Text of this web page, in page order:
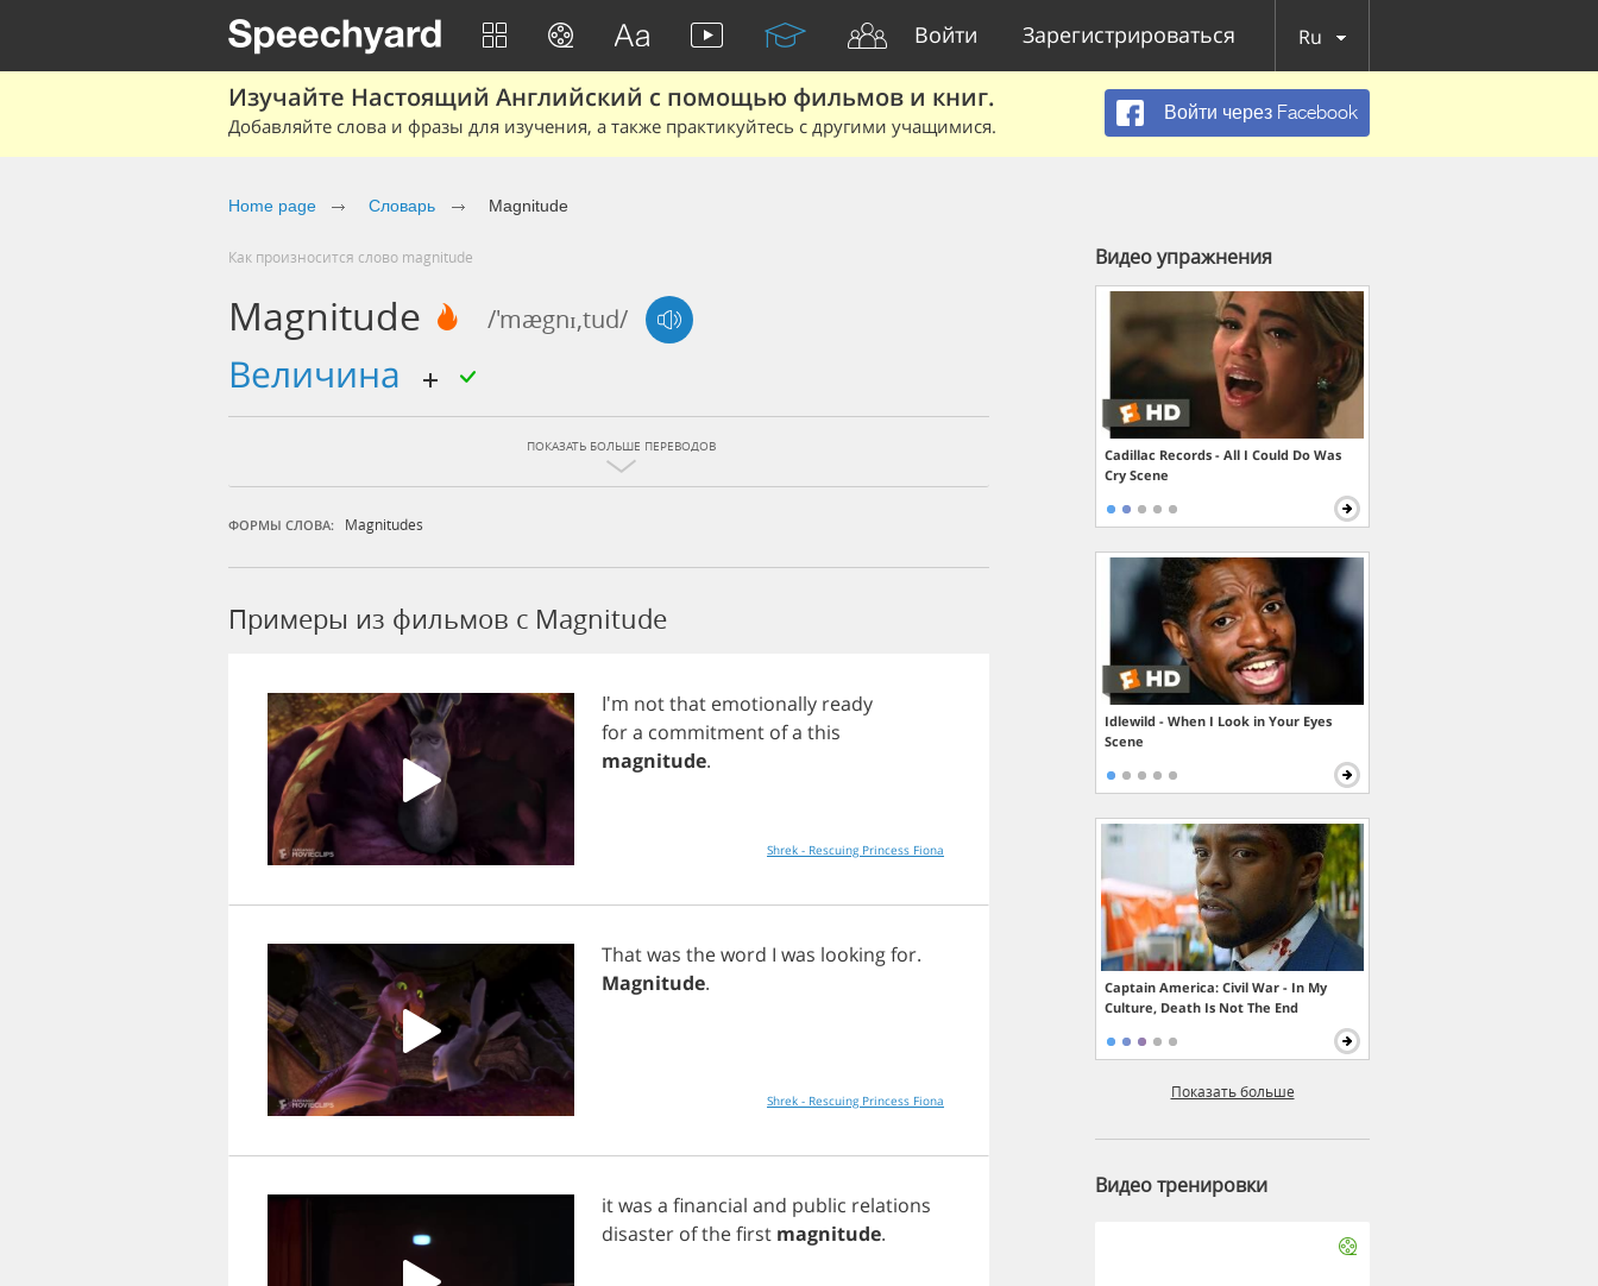
Войти Зарегистрироваться Ru
Изучайте Настоящий Английский с помощью фильмов и книг.
Добавляйте слова и фразы для изучения, а также практикуйтесь с другими учащимися.
Войти через Facebook
Home page Словарь Magnitude
Как произносится слово magnitude
Magnitude /'mægnɪ,tud/
величина
ПОКАЗАТЬ БОЛЬШЕ ПЕРЕВОДОВ
ФОРМЫ СЛОВА: Magnitudes
Примеры из фильмов c Magnitude
I'm notthat emotionally ready
fora commitment ofa this
magnitude.
Shrek - Rescuing Princess Fiona
Thatwas theword I was lookingfor.
Magnitude.
Shrek - Rescuing Princess Fiona
itwas a financial and public relations
disaster ofthefirst magnitude.
Видео упражнения
Cadillac Records - All I Could Do Was
Cry Scene
Idlewild - When I Look in Your Eyes
Scene
Captain America: Civil War - In My
Culture, Death Is Not The End
Показать больше
Видео тренировки